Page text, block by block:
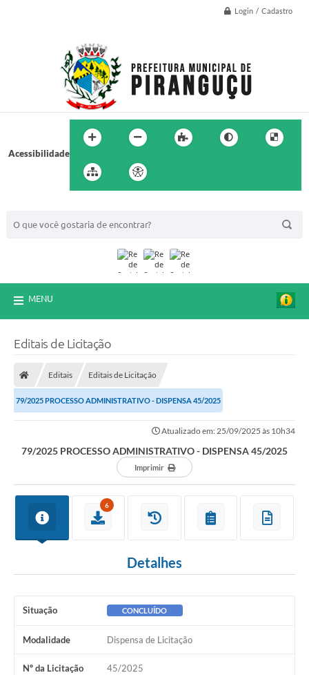
Login / Cadastro
Acessibilidade
MENU
Editais de Licitação
Editais Editais de Licitação
79/2025 PROCESSO ADMINISTRATIVO - DISPENSA 45/2025
Atualizado em: 25/09/2025 às 10h34
79/2025 PROCESSO ADMINISTRATIVO - DISPENSA 45/2025
Imprimir
6
Detalhes
Situação CONCLUÍDO
Modalidade Dispensa de Licitação
Nº da Licitação 45/2025